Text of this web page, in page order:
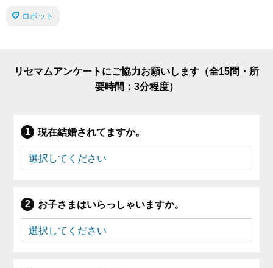
ロボット
リセマムアンケートにご協力お願いします（全15問・所
要時間：3分程度）
現在結婚されてますか。
お子さまはいらっしゃいますか。